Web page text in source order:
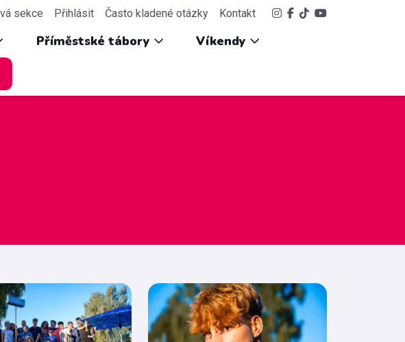
sekce Přihlásit Často kladené otázky Kontakt
Příměstské tábory Víkendy